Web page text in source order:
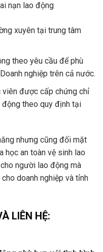
nạn lao động
xuyên tại trung tâm
theo yêu cầu để phù
nghiệp trên cả nước.
viên được cấp chứng chỉ
theo quy định tại
nhưng cũng đối mặt
học an toàn vệ sinh lao
người lao động mà
doanh nghiệp và tỉnh
LIÊN HỆ: